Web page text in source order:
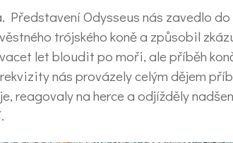
Odysseus nás zavedlo do
trójského koně a způsobil
let bloudit po moři, ale příběh
nás provázely celým dějem
reagovaly na herce a odjížděly